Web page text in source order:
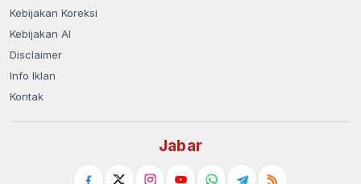
Kebijakan Koreksi
Kebijakan AI
Disclaimer
Info Iklan
Kontak
Jabar